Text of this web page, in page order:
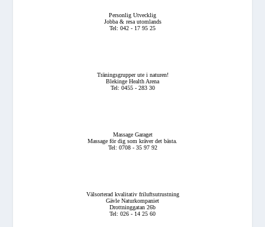
Personlig Utvecklig
Jobba & resa utomlands
Tel: 042 - 17 95 25
Träningsgrupper ute i naturen!
Blekinge Health Arena
Tel: 0455 - 283 30
Massage Garaget
Massage för dig som kräver det bästa.
Tel: 0708 - 35 97 92
Välsorterad kvalitativ friluftsutrustning
Gävle Naturkompaniet
Drottninggatan 26b
Tel: 026 - 14 25 60